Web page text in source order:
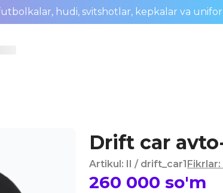
hudi, svitshotlar, kepkalar va
Drift car
Artikul: II / drift_car1Fikrlar:
260 000 so'm